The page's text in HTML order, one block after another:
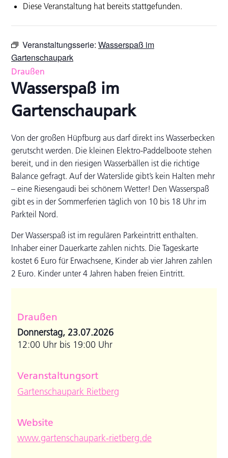
Diese Veranstaltung hat bereits stattgefunden.
Veranstaltungsserie: Wasserspaß im
Gartenschaupark
Draußen
Wasserspaß im
Gartenschaupark
Von der großen Hüpfburg aus darf direkt ins Wasserbecken
gerutscht werden. Die kleinen Elektro-Paddelboote stehen
bereit, und in den riesigen Wasserbällen ist die richtige
Balance gefragt. Auf der Waterslide gibt’s kein Halten mehr
– eine Riesengaudi bei schönem Wetter! Den Wasserspaß
gibt es in der Sommerferien täglich von 10 bis 18 Uhr im
Parkteil Nord.
Der Wasserspaß ist im regulären Parkeintritt enthalten.
Inhaber einer Dauerkarte zahlen nichts. Die Tageskarte
kostet 6 Euro für Erwachsene, Kinder ab vier Jahren zahlen
2 Euro. Kinder unter 4 Jahren haben freien Eintritt.
Draußen
Donnerstag, 23.07.2026
12:00 Uhr bis 19:00 Uhr
Veranstaltungsort
Gartenschaupark Rietberg
Website
www.gartenschaupark-rietberg.de